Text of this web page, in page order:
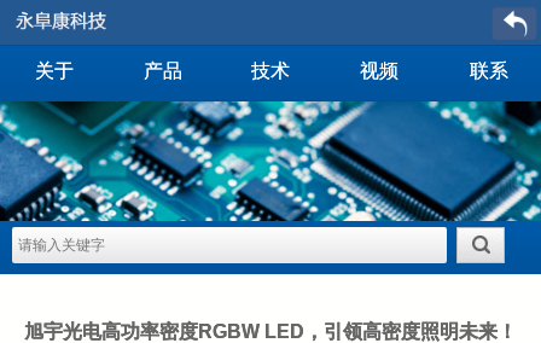
关于 产品 技术 视频 联系
旭宇光电高功率密度RGBW LED，引领高密度照明未来！